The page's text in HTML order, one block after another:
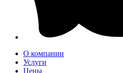
О компании
Услуги
Цены